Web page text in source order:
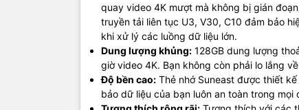
quay video 4K mượt mà không bị gián
truyền tải liên tục U3, V30, C10 đảm bảo
khi xử lý các luồng dữ liệu lớn.
Dung lượng khủng: 128GB dung lượng
giờ video 4K. Bạn không còn phải lo lắng
Độ bền cao: Thẻ nhớ Suneast được thiết
bảo dữ liệu của bạn luôn an toàn trong mọi